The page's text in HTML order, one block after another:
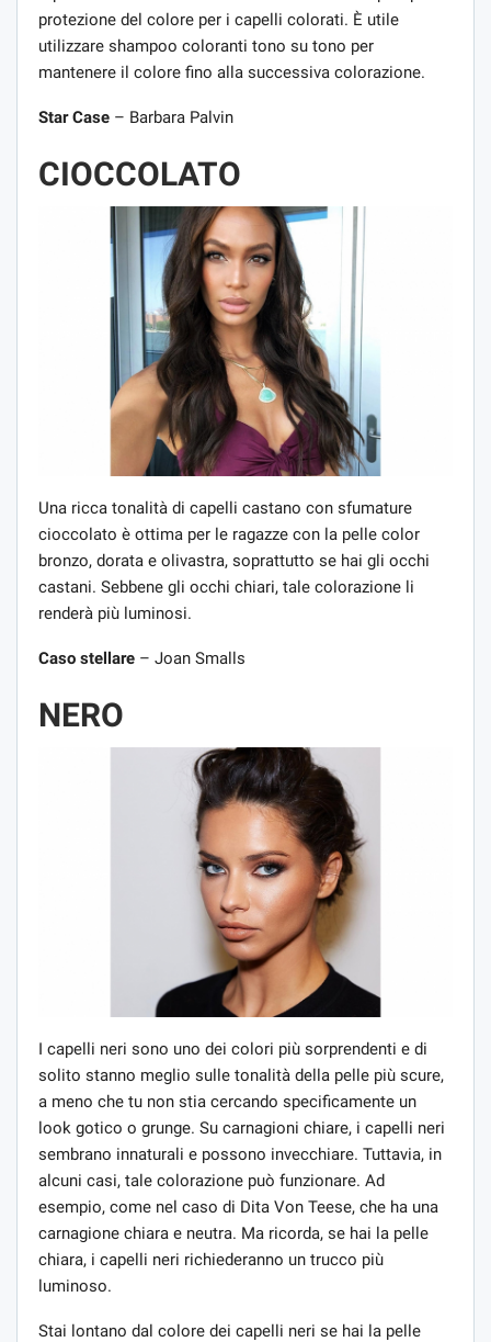
protezione del colore per i capelli colorati. È utile
utilizzare shampoo coloranti tono su tono per
mantenere il colore fino alla successiva colorazione.
Star Case – Barbara Palvin
CIOCCOLATO
Una ricca tonalità di capelli castano con sfumature
cioccolato è ottima per le ragazze con la pelle color
bronzo, dorata e olivastra, soprattutto se hai gli occhi
castani. Sebbene gli occhi chiari, tale colorazione li
renderà più luminosi.
Caso stellare – Joan Smalls
NERO
I capelli neri sono uno dei colori più sorprendenti e di
solito stanno meglio sulle tonalità della pelle più scure,
a meno che tu non stia cercando specificamente un
look gotico o grunge. Su carnagioni chiare, i capelli neri
sembrano innaturali e possono invecchiare. Tuttavia, in
alcuni casi, tale colorazione può funzionare. Ad
esempio, come nel caso di Dita Von Teese, che ha una
carnagione chiara e neutra. Ma ricorda, se hai la pelle
chiara, i capelli neri richiederanno un trucco più
luminoso.
Stai lontano dal colore dei capelli neri se hai la pelle